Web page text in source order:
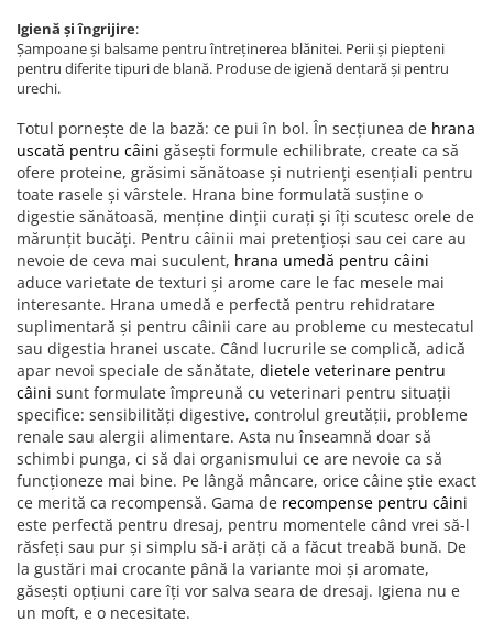
Igienă și îngrijire:
Șampoane și balsame pentru întreținerea blănitei. Perii și piepteni
pentru diferite tipuri de blană. Produse de igienă dentară și pentru
urechi.
Totul pornește de la bază: ce pui în bol. În secțiunea de hrana
uscată pentru câini găsești formule echilibrate, create ca să
ofere proteine, grăsimi sănătoase și nutrienți esențiali pentru
toate rasele și vârstele. Hrana bine formulată susține o
digestie sănătoasă, menține dinții curați și îți scutesc orele de
mărunțit bucăți. Pentru câinii mai pretențioși sau cei care au
nevoie de ceva mai suculent, hrana umedă pentru câini
aduce varietate de texturi și arome care le fac mesele mai
interesante. Hrana umedă e perfectă pentru rehidratare
suplimentară și pentru câinii care au probleme cu mestecatul
sau digestia hranei uscate. Când lucrurile se complică, adică
apar nevoi speciale de sănătate, dietele veterinare pentru
câini sunt formulate împreună cu veterinari pentru situații
specifice: sensibilități digestive, controlul greutății, probleme
renale sau alergii alimentare. Asta nu înseamnă doar să
schimbi punga, ci să dai organismului ce are nevoie ca să
funcționeze mai bine. Pe lângă mâncare, orice câine știe exact
ce merită ca recompensă. Gama de recompense pentru câini
este perfectă pentru dresaj, pentru momentele când vrei să-l
răsfeți sau pur și simplu să-i arăți că a făcut treabă bună. De
la gustări mai crocante până la variante moi și aromate,
găsești opțiuni care îți vor salva seara de dresaj. Igiena nu e
un moft, e o necesitate.